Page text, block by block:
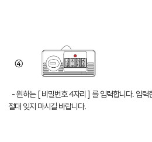
- 원하는 [ 비밀번호 4자리 ] 를 입력합니다. 입력
절대 잊지 마시길 바랍니다.